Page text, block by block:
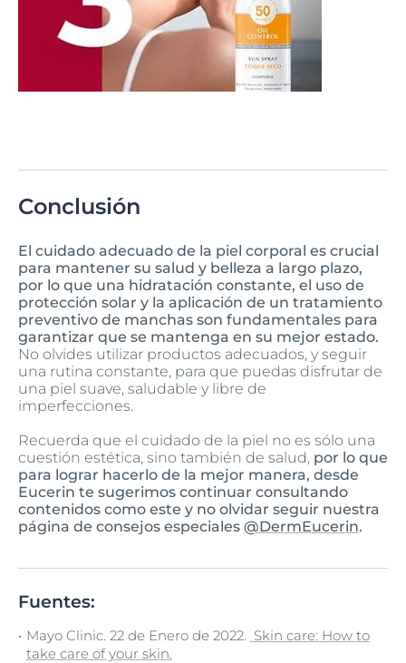
Conclusión
El cuidado adecuado de la piel corporal es crucial
para mantener su salud y belleza a largo plazo,
por lo que una hidratación constante, el uso de
protección solar y la aplicación de un tratamiento
preventivo de manchas son fundamentales para
garantizar que se mantenga en su mejor estado.
No olvides utilizar productos adecuados, y seguir
una rutina constante, para que puedas disfrutar de
una piel suave, saludable y libre de
imperfecciones.
Recuerda que el cuidado de la piel no es sólo una
cuestión estética, sino también de salud, por lo que
para lograr hacerlo de la mejor manera, desde
Eucerin te sugerimos continuar consultando
contenidos como este y no olvidar seguir nuestra
página de consejos especiales @DermEucerin.
Fuentes:
Mayo Clinic. 22 de Enero de 2022.
Skin care: How to
take care of your skin.